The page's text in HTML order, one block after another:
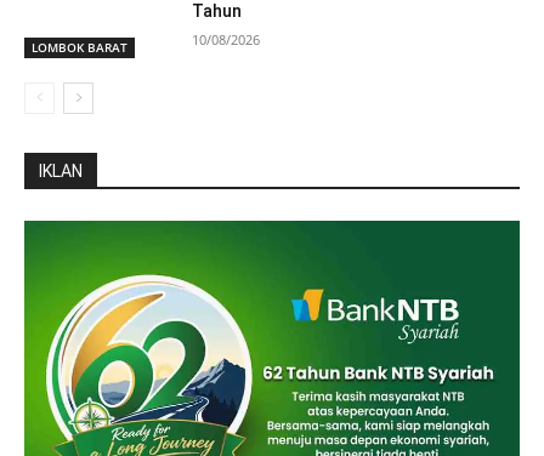
LOMBOK BARAT
Tahun
10/08/2026
IKLAN